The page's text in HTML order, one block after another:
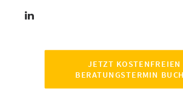
JETZT KOSTENFREIEN
BERATUNGSTERMIN